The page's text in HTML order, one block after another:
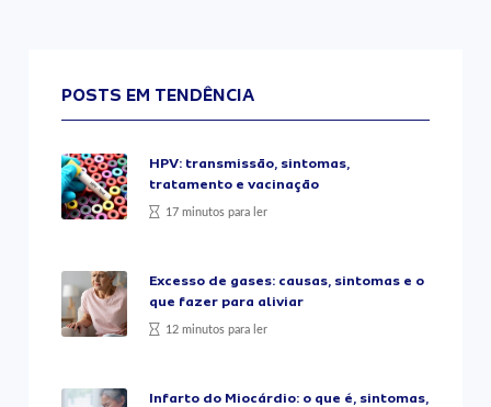
POSTS EM TENDÊNCIA
HPV: transmissão, sintomas,
tratamento e vacinação
17 minutos para ler
Excesso de gases: causas, sintomas e o
que fazer para aliviar
12 minutos para ler
Infarto do Miocárdio: o que é, sintomas,